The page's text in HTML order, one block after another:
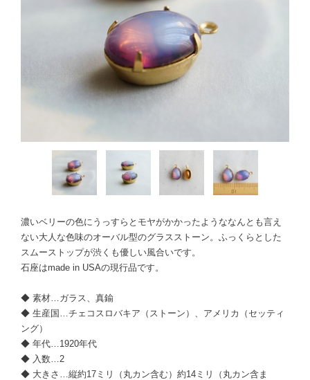
濃いベリーの色にうっすらとモヤがかかったようななんとも言え
ない大人な色味のオーバル型のグラスストーン。ふっくらとした
スムーストップが渋くも優しい風合いです。
石座はmade in USAの現行品です。
◆ 素材…ガラス、真鍮
◆ 生産国…チェコスロバキア（ストーン）、アメリカ（セッティ
ング）
◆ 年代…1920年代
◆ 入数…2
◆ 大きさ…縦約17ミリ（丸カン含む）約14ミリ（丸カン含ま